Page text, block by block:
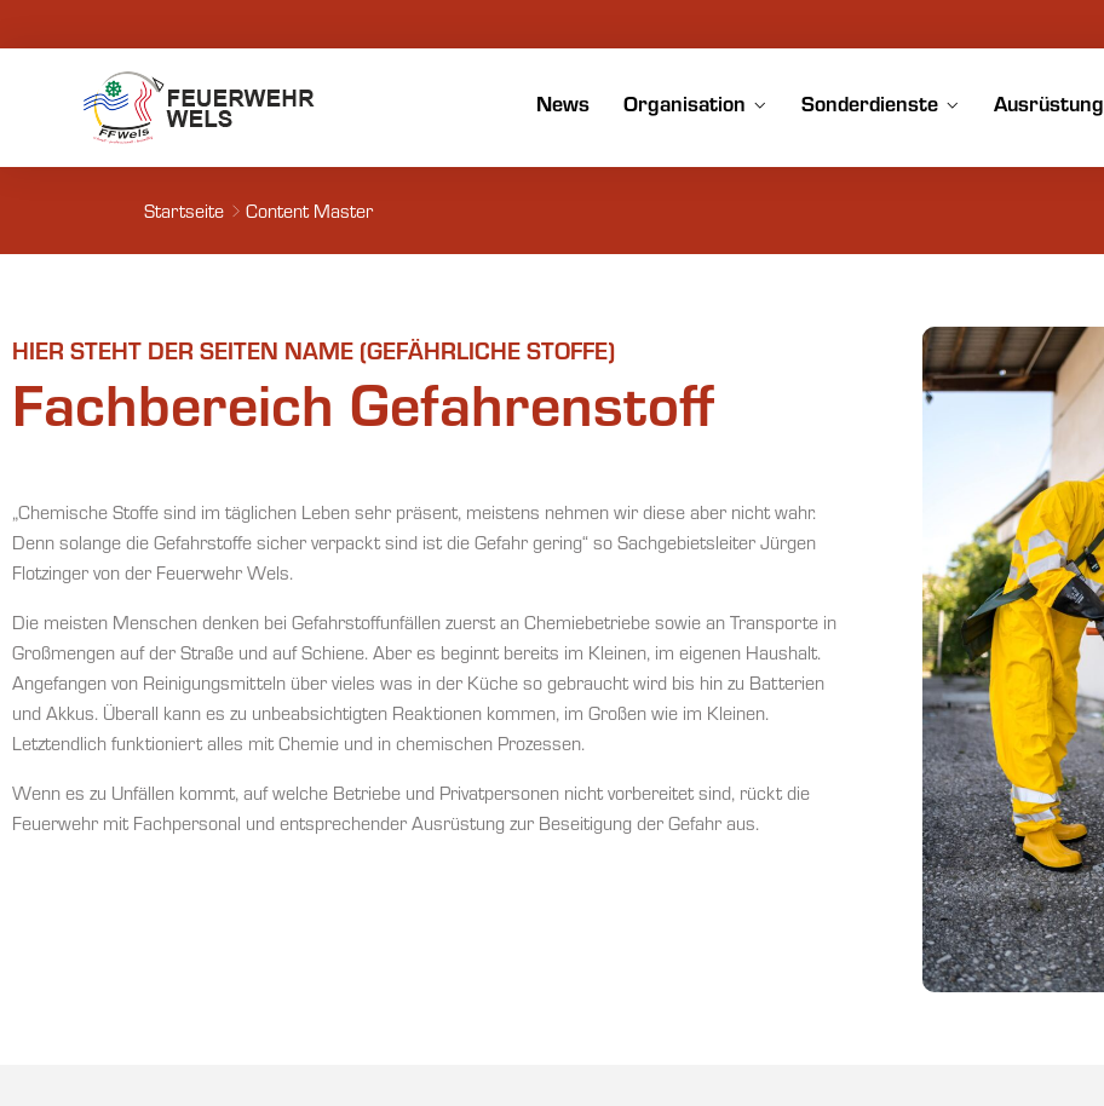
News Organisation Sonderdienste Ausrüstung
Startseite Content Master
HIER STEHT DER SEITEN NAME (GEFÄHRLICHE STOFFE)
Fachbereich Gefahrenstoff
„Chemische Stoffe sind im täglichen Leben sehr präsent, meistens nehmen wir diese aber nicht wahr.
Denn solange die Gefahrstoffe sicher verpackt sind ist die Gefahr gering“ so Sachgebietsleiter Jürgen
Flotzinger von der Feuerwehr Wels.
Die meisten Menschen denken bei Gefahrstoffunfällen zuerst an Chemiebetriebe sowie an Transporte in
Großmengen auf der Straße und auf Schiene. Aber es beginnt bereits im Kleinen, im eigenen Haushalt.
Angefangen von Reinigungsmitteln über vieles was in der Küche so gebraucht wird bis hin zu Batterien
und Akkus. Überall kann es zu unbeabsichtigten Reaktionen kommen, im Großen wie im Kleinen.
Letztendlich funktioniert alles mit Chemie und in chemischen Prozessen.
Wenn es zu Unfällen kommt, auf welche Betriebe und Privatpersonen nicht vorbereitet sind, rückt die
Feuerwehr mit Fachpersonal und entsprechender Ausrüstung zur Beseitigung der Gefahr aus.